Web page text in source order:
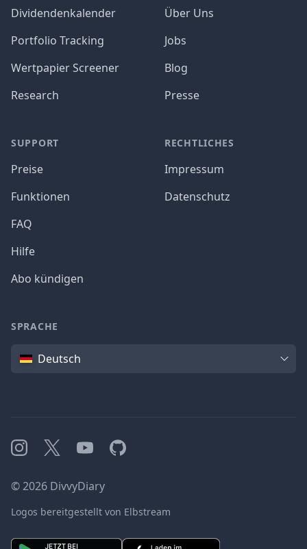
Dividendenkalender
Portfolio Tracking
Wertpapier Screener
Research
SUPPORT
Preise
Funktionen
FAQ
Hilfe
Abo kündigen
Über Uns
Jobs
Blog
Presse
RECHTLICHES
Impressum
Datenschutz
SPRACHE
SpracheDeutsch
Instagram
X YouTubeGitHub
©2026 DivvyDiary
Logos bereitgestellt von Elbstream